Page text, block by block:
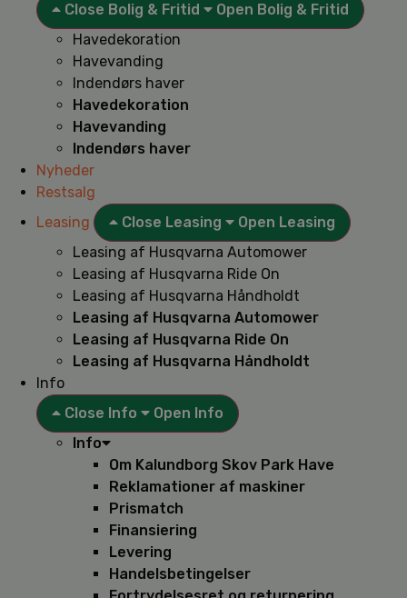
Close Bolig & Fritid
Open Bolig & Fritid
Havedekoration
Havevanding
Indendørs haver
Havedekoration
Havevanding
Indendørs haver
Nyheder
Restsalg
Leasing
Close Leasing
Open Leasing
Leasing af Husqvarna Automower
Leasing af Husqvarna Ride On
Leasing af Husqvarna Håndholdt
Leasing af Husqvarna Automower
Leasing af Husqvarna Ride On
Leasing af Husqvarna Håndholdt
Info
Close Info
Open Info
Info
Om Kalundborg Skov Park Have
Reklamationer af maskiner
Prismatch
Finansiering
Levering
Handelsbetingelser